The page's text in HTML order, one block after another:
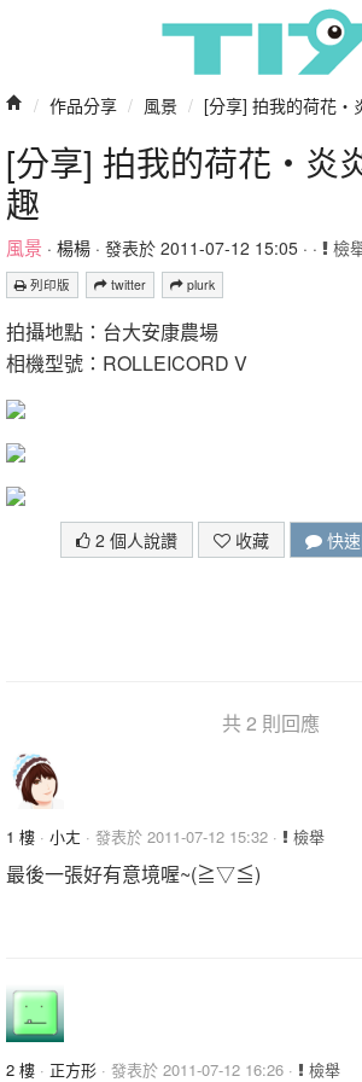
/ 作品分享 / 風景 / [分享] 拍我的荷花‧
[分享] 拍我的荷花‧炎
趣
風景 · 楊楊 · 發表於 2011-07-12 15:05 · · 檢
列印版 twitter plurk
拍攝地點：台大安康農場
相機型號：ROLLEICORD V
2 個人說讚 收藏 快
共 2 則回應
1 樓 · 小ㄤ · 發表於 2011-07-12 15:32 · 檢舉
最後一張好有意境喔~(≧▽≦)
2 樓 · 正方形 · 發表於 2011-07-12 16:26 · 檢舉